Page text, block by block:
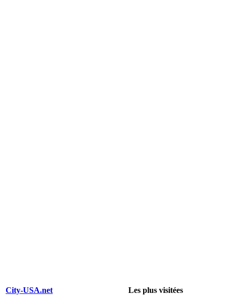
City-USA.net
Les plus visitées